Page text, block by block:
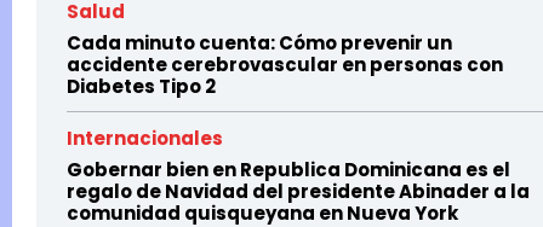
Salud
Cada minuto cuenta: Cómo prevenir un
accidente cerebrovascular en personas con
Diabetes Tipo 2
Internacionales
Gobernar bien en Republica Dominicana es el
regalo de Navidad del presidente Abinader a la
comunidad quisqueyana en Nueva York